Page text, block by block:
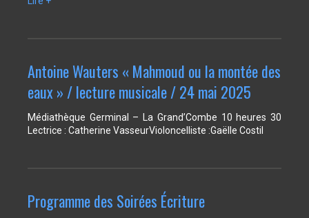
Antoine Wauters « Mahmoud ou la montée des
eaux » / lecture musicale / 24 mai 2025
Médiathèque Germinal – La Grand’Combe 10 heures 30
Lectrice : Catherine VasseurVioloncelliste :Gaëlle Costil
Programme des Soirées Écriture